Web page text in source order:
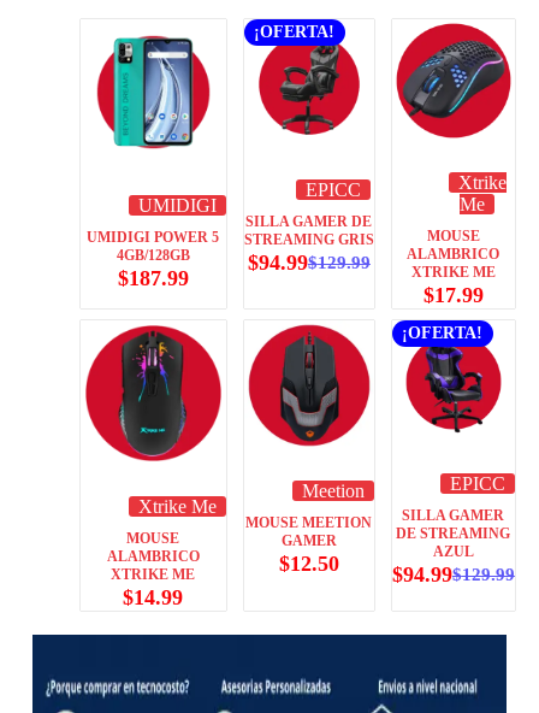
UMIDIGI
UMIDIGI POWER 5
4GB/128GB
$187.99
¡OFERTA!
EPICC
SILLA GAMER DE
STREAMING GRIS
$129.99
$94.99
Xtrike
Me
MOUSE
ALAMBRICO
XTRIKE ME
$17.99
Xtrike Me
MOUSE
ALAMBRICO
XTRIKE ME
$14.99
Meetion
MOUSE MEETION
GAMER
$12.50
¡OFERTA!
EPICC
SILLA GAMER
DE STREAMING
AZUL
$129.99
$94.99